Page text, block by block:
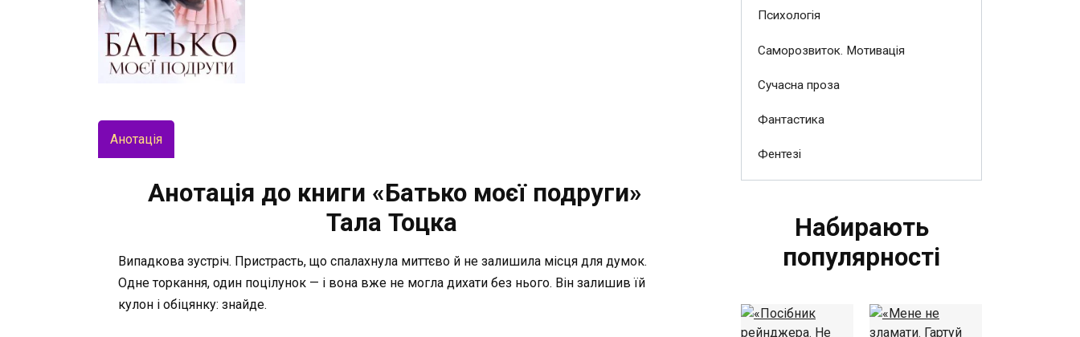
Анотація
Анотація до книги «Батько моєї подруги»
Тала Тоцка
Випадкова зустріч. Пристрасть, що спалахнула миттєво й не залишила місця для думок.
Одне торкання, один поцілунок — і вона вже не могла дихати без нього. Він залишив їй
кулон і обіцянку: знайде.
Психологія
Саморозвиток. Мотивація
Сучасна проза
Фантастика
Фентезі
Набирають
популярності